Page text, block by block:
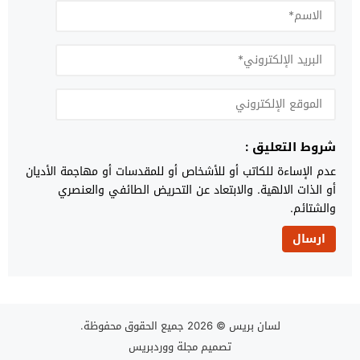
شروط التعليق :
عدم الإساءة للكاتب أو للأشخاص أو للمقدسات أو مهاجمة الأديان
أو الذات الالهية. والابتعاد عن التحريض الطائفي والعنصري
والشتائم.
لسان بريس © 2026 جميع الحقوق محفوظة.
تصميممجلة ووردبريس